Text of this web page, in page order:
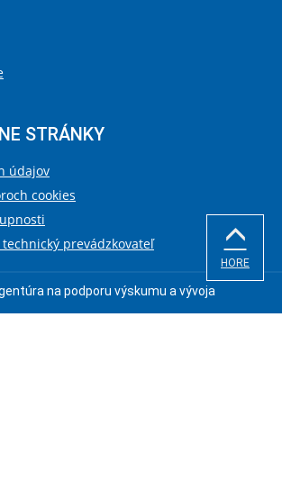
STRÁNKY
údajov
cookies
prevádzkovateľ
na podporu výskumu a vývoja
HORE